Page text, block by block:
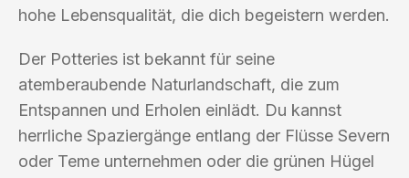
hohe Lebensqualität, die dich begeistern werden.
Der Potteries ist bekannt für seine
atemberaubende Naturlandschaft, die zum
Entspannen und Erholen einlädt. Du kannst
herrliche Spaziergänge entlang der Flüsse Severn
oder Teme unternehmen oder die grünen Hügel